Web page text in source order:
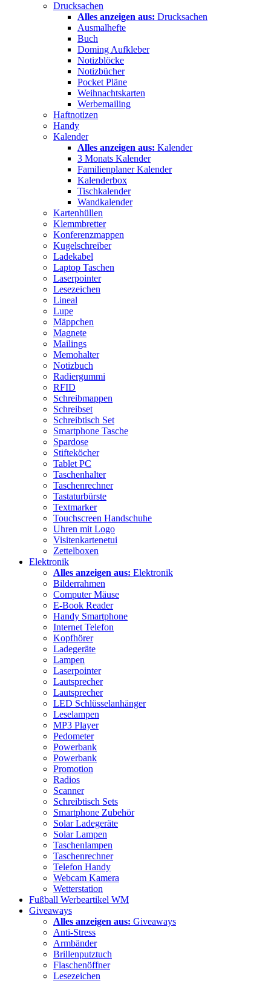
Drucksachen
Alles anzeigen aus: Drucksachen
Ausmalhefte
Buch
Doming Aufkleber
Notizblöcke
Notizbücher
Pocket Pläne
Weihnachtskarten
Werbemailing
Haftnotizen
Handy
Kalender
Alles anzeigen aus: Kalender
3 Monats Kalender
Familienplaner Kalender
Kalenderbox
Tischkalender
Wandkalender
Kartenhüllen
Klemmbretter
Konferenzmappen
Kugelschreiber
Ladekabel
Laptop Taschen
Laserpointer
Lesezeichen
Lineal
Lupe
Mäppchen
Magnete
Mailings
Memohalter
Notizbuch
Radiergummi
RFID
Schreibmappen
Schreibset
Schreibtisch Set
Smartphone Tasche
Spardose
Stifteköcher
Tablet PC
Taschenhalter
Taschenrechner
Tastaturbürste
Textmarker
Touchscreen Handschuhe
Uhren mit Logo
Visitenkartenetui
Zettelboxen
Elektronik
Alles anzeigen aus: Elektronik
Bilderrahmen
Computer Mäuse
E-Book Reader
Handy Smartphone
Internet Telefon
Kopfhörer
Ladegeräte
Lampen
Laserpointer
Lautsprecher
Lautsprecher
LED Schlüsselanhänger
Leselampen
MP3 Player
Pedometer
Powerbank
Powerbank
Promotion
Radios
Scanner
Schreibtisch Sets
Smartphone Zubehör
Solar Ladegeräte
Solar Lampen
Taschenlampen
Taschenrechner
Telefon Handy
Webcam Kamera
Wetterstation
Fußball Werbeartikel WM
Giveaways
Alles anzeigen aus: Giveaways
Anti-Stress
Armbänder
Brillenputztuch
Flaschenöffner
Lesezeichen